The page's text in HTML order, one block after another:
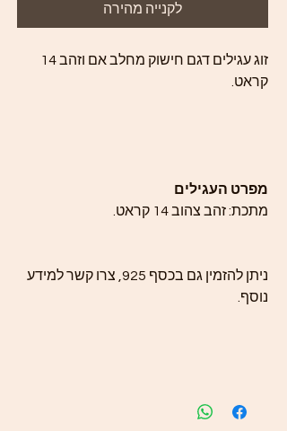
לקנייה מהירה
זוג עגילים דגם חישוק מחלב אם וזהב 14
קראט.
מפרט העגילים
מתכת: זהב צהוב 14 קראט.
ניתן להזמין גם בכסף 925, צרו קשר למידע
נוסף.